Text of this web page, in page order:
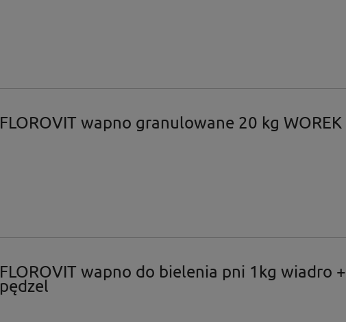
FLOROVIT wapno granulowane 20 kg WOREK
FLOROVIT wapno do bielenia pni 1kg wiadro +
pędzel